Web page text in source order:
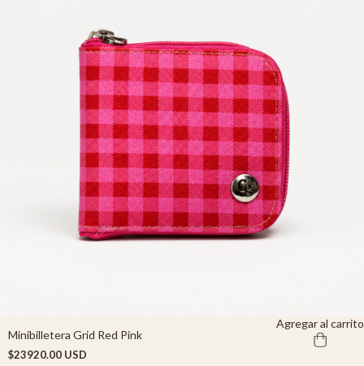
Minibilletera Grid Red Pink
$23920.00 USD
Agregar al carrito